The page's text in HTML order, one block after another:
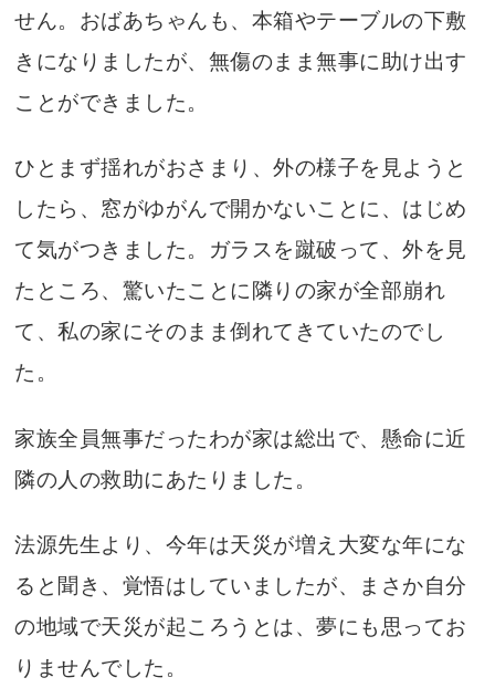
せん。おばあちゃんも、本箱やテーブルの下敷
きになりましたが、無傷のまま無事に助け出す
ことができました。
ひとまず揺れがおさまり、外の様子を見ようと
したら、窓がゆがんで開かないことに、はじめ
て気がつきました。ガラスを蹴破って、外を見
たところ、驚いたことに隣りの家が全部崩れ
て、私の家にそのまま倒れてきていたのでし
た。
家族全員無事だったわが家は総出で、懸命に近
隣の人の救助にあたりました。
法源先生より、今年は天災が増え大変な年にな
ると聞き、覚悟はしていましたが、まさか自分
の地域で天災が起ころうとは、夢にも思ってお
りませんでした。